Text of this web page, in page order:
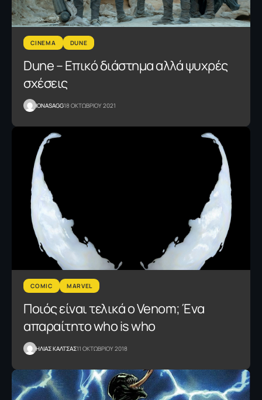
CINEMA DUNE
Dune – Επικό διάστημα αλλά ψυχρές
σχέσεις
IONASAGG18 ΟΚΤΩΒΡΙΟΥ 2021
COMIC MARVEL
Ποιός είναι τελικά ο Venom; Ένα
απαραίτητο who is who
ΗΛΙΑΣ ΚΑΛΤΣΑΣ11 ΟΚΤΩΒΡΙΟΥ 2018